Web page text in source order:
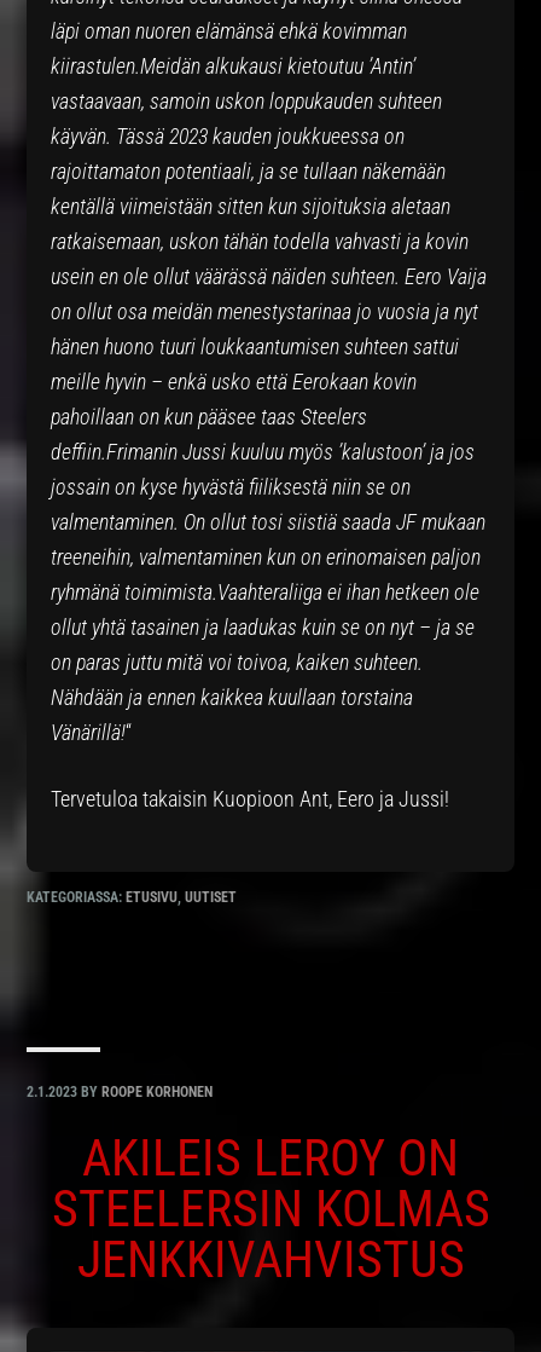
läpi oman nuoren elämänsä ehkä kovimman
kiirastulen.Meidän alkukausi kietoutuu ’Antin’
vastaavaan, samoin uskon loppukauden suhteen
käyvän. Tässä 2023 kauden joukkueessa on
rajoittamaton potentiaali, ja se tullaan näkemään
kentällä viimeistään sitten kun sijoituksia aletaan
ratkaisemaan, uskon tähän todella vahvasti ja kovin
usein en ole ollut väärässä näiden suhteen. Eero Vaija
on ollut osa meidän menestystarinaa jo vuosia ja nyt
hänen huono tuuri loukkaantumisen suhteen sattui
meille hyvin – enkä usko että Eerokaan kovin
pahoillaan on kun pääsee taas Steelers
deffiin.Frimanin Jussi kuuluu myös ’kalustoon’ ja jos
jossain on kyse hyvästä fiiliksestä niin se on
valmentaminen. On ollut tosi siistiä saada JF mukaan
treeneihin, valmentaminen kun on erinomaisen paljon
ryhmänä toimimista.Vaahteraliiga ei ihan hetkeen ole
ollut yhtä tasainen ja laadukas kuin se on nyt – ja se
on paras juttu mitä voi toivoa, kaiken suhteen.
Nähdään ja ennen kaikkea kuullaan torstaina
Vänärillä!“
Tervetuloa takaisin Kuopioon Ant, Eero ja Jussi!
KATEGORIASSA: ETUSIVU,UUTISET
2.1.2023 BY ROOPE KORHONEN
AKILEIS LEROY ON
STEELERSIN KOLMAS
JENKKIVAHVISTUS